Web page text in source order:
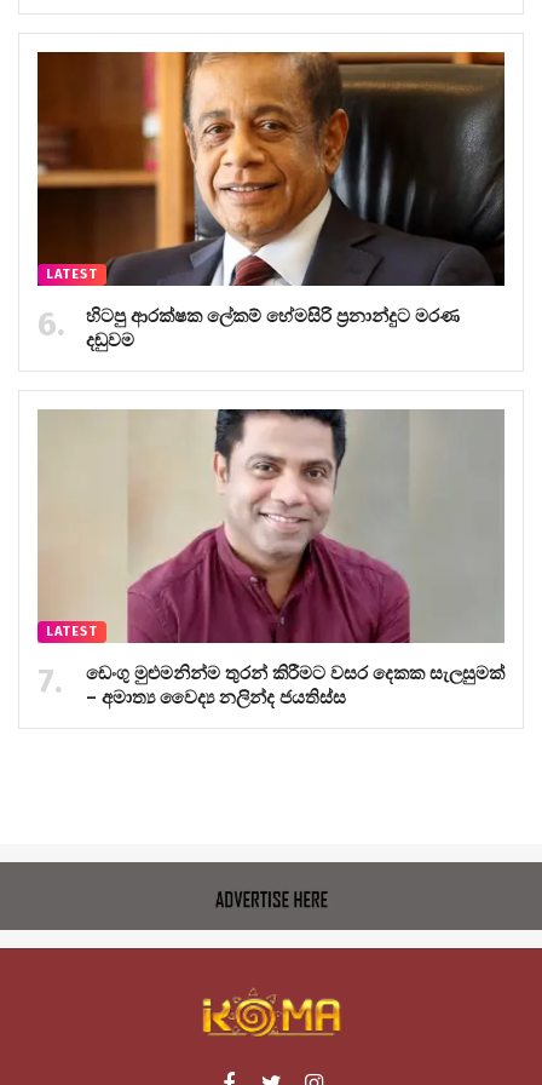
LATEST
හිටපු ආරක්ෂක ලේකම් හේමසිරි ප්‍රනාන්දුට මරණ
දඬුවම
LATEST
ඩෙංගු මුළුමනින්ම තුරන් කිරීමට වසර දෙකක සැලසුමක්
– අමාත්‍ය වෛද්‍ය නලින්ද ජයතිස්ස